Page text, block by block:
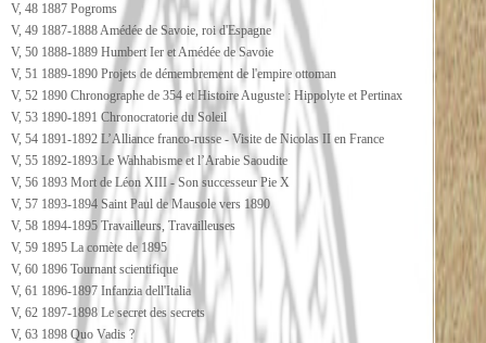
V, 48 1887 Pogroms
V, 49 1887-1888 Amédée de Savoie, roi d'Espagne
V, 50 1888-1889 Humbert Ier et Amédée de Savoie
V, 51 1889-1890 Projets de démembrement de l'empire ottoman
V, 52 1890 Chronographe de 354 et Histoire Auguste : Hippolyte et Pertinax
V, 53 1890-1891 Chronocratorie du Soleil
V, 54 1891-1892 L’Alliance franco-russe - Visite de Nicolas II en France
V, 55 1892-1893 Le Wahhabisme et l’Arabie Saoudite
V, 56 1893 Mort de Léon XIII - Son successeur Pie X
V, 57 1893-1894 Saint Paul de Mausole vers 1890
V, 58 1894-1895 Travailleurs, Travailleuses
V, 59 1895 La comète de 1895
V, 60 1896 Tournant scientifique
V, 61 1896-1897 Infanzia dell'Italia
V, 62 1897-1898 Le secret des secrets
V, 63 1898 Quo Vadis ?